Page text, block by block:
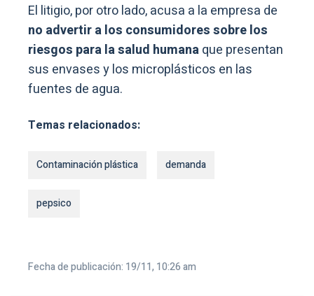
El litigio, por otro lado, acusa a la empresa de
no advertir a los consumidores sobre los
riesgos para la salud humanaque presentan
sus envases y los microplásticos en las
fuentes de agua.
Temas relacionados:
Contaminación plástica demanda
pepsico
Fecha de publicación: 19/11, 10:26 am